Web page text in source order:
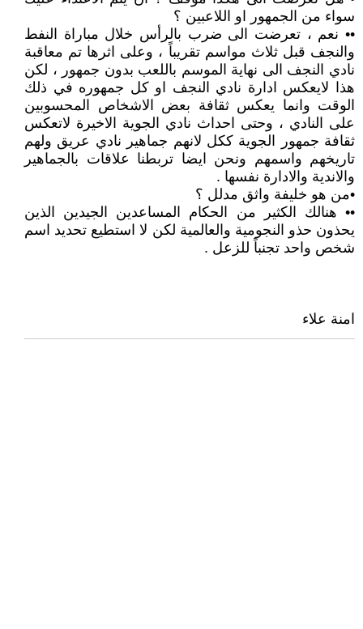
سواء من الجمهور او اللاعبين ؟
•• نعم ، تعرضت الى ضرب بالرأس خلال مباراة النفط
والنجف قبل ثلاث مواسم تقريباً ، وعلى اثرها تم معاقبة
نادي النجف الى نهاية الموسم باللعب بدون جمهور ، لكن
هذا لايعكس ادارة نادي النجف او كل جمهوره في ذلك
الوقت وانما يعكس ثقافة بعض الاشخاص المحسوبين
على النادي ، وحتى احداث نادي الجوية الاخيرة لاتعكس
ثقافة جمهور الجوية ككل لانهم جماهير نادي عريق ولهم
تاريخهم واسمهم ونحن ايضا تربطنا علاقات بالجماهير
والاندية والادارة نفسها .
•من هو خليفة واثق مدلل ؟
•• هنالك الكثير من الحكام المساعدين الجيدين الذين
يحذون حذو النجومية والعالمية لكن لا استطيع تحديد اسم
شخص واحد تجنباً للزعل .
امنة علاء